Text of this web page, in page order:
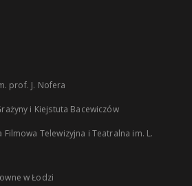
prof. J. Nofera
i Kiejstuta Bacewiczów
Filmowa Telewizyjna i Teatralna im. L.
w Łodzi